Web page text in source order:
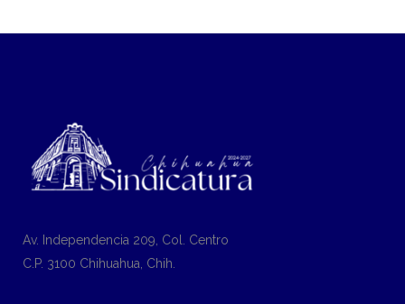
Av. Independencia 209, Col. Centro
C.P. 3100 Chihuahua, Chih.